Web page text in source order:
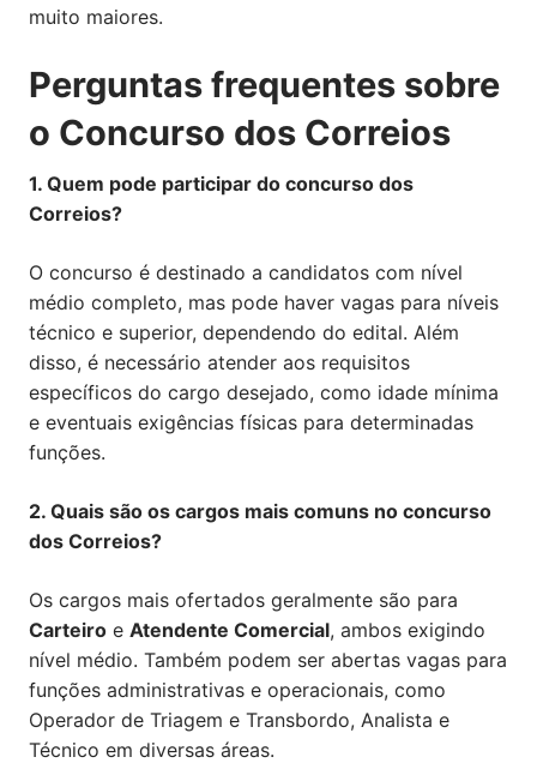
muito maiores.
Perguntas frequentes sobre
o Concurso dos Correios
1. Quem pode participar do concurso dos
Correios?
O concurso é destinado a candidatos com nível
médio completo, mas pode haver vagas para níveis
técnico e superior, dependendo do edital. Além
disso, é necessário atender aos requisitos
específicos do cargo desejado, como idade mínima
e eventuais exigências físicas para determinadas
funções.
2. Quais são os cargos mais comuns no concurso
dos Correios?
Os cargos mais ofertados geralmente são para
Carteiro e Atendente Comercial, ambos exigindo
nível médio. Também podem ser abertas vagas para
funções administrativas e operacionais, como
Operador de Triagem e Transbordo, Analista e
Técnico em diversas áreas.